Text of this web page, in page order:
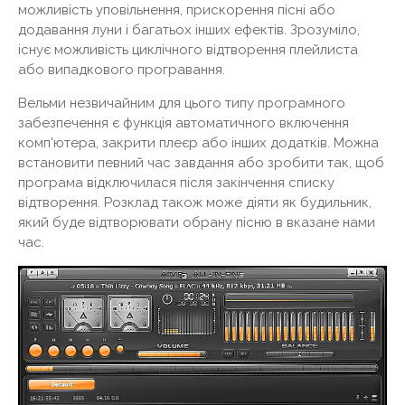
можливість уповільнення, прискорення пісні або
додавання луни і багатьох інших ефектів. Зрозуміло,
існує можливість циклічного відтворення плейлиста
або випадкового програвання.
Вельми незвичайним для цього типу програмного
забезпечення є функція автоматичного включення
комп'ютера, закрити плеєр або інших додатків. Можна
встановити певний час завдання або зробити так, щоб
програма відключилася після закінчення списку
відтворення. Розклад також може діяти як будильник,
який буде відтворювати обрану пісню в вказане нами
час.